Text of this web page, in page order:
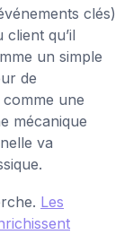
clés)
qu’il
un simple
de
une
mécanique
va
Les